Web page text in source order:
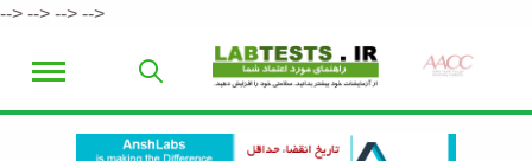
--> --> --> -->